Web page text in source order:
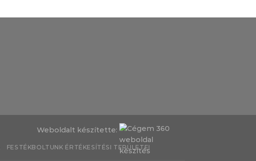
Weboldalt készítette:
FESTÉKBOLTUNK ÉRTÉKESÍTÉSI TERÜLETEI